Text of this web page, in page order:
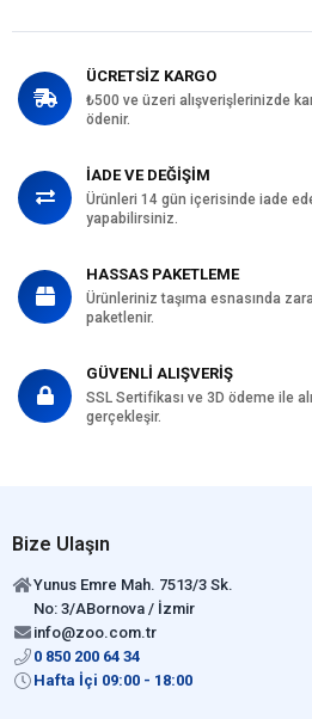
ÜCRETSİZ KARGO
₺500 ve üzeri alışverişlerinizde
ödenir.
İADE VE DEĞİŞİM
Ürünleri 14 gün içerisinde iade
yapabilirsiniz.
HASSAS PAKETLEME
Ürünleriniz taşıma esnasında
paketlenir.
GÜVENLİ ALIŞVERİŞ
SSL Sertifikası ve 3D ödeme ile
gerçekleşir.
Bize Ulaşın
Yunus Emre Mah. 7513/3 Sk.
No: 3/ABornova / İzmir
info@zoo.com.tr
0 850 200 64 34
Hafta İçi 09:00 - 18:00